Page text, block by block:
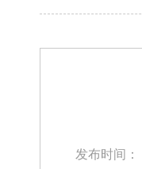
发布时间：